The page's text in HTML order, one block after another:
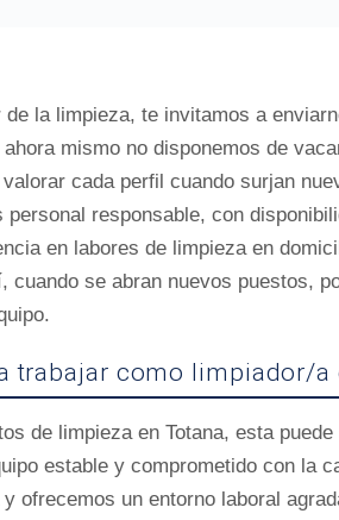
la limpieza, te invitamos a
mismo no disponemos de
cada perfil cuando surjan
responsable, con
en labores de limpieza en
se abran nuevos puestos,
trabajar como limpiador/a
de limpieza en Totana, esta
estable y comprometido con la
ofrecemos un entorno laboral